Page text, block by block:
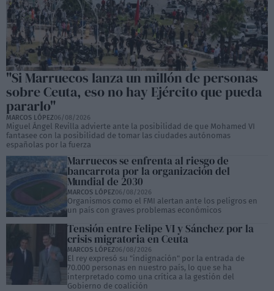
"Si Marruecos lanza un millón de personas
sobre Ceuta, eso no hay Ejército que pueda
pararlo"
MARCOS LÓPEZ06/08/2026
Miguel Ángel Revilla advierte ante la posibilidad de que Mohamed VI
fantasee con la posibilidad de tomar las ciudades autónomas
españolas por la fuerza
Marruecos se enfrenta al riesgo de
bancarrota por la organización del
Mundial de 2030
MARCOS LÓPEZ06/08/2026
Organismos como el FMI alertan ante los peligros en
un país con graves problemas económicos
Tensión entre Felipe VI y Sánchez por la
crisis migratoria en Ceuta
MARCOS LÓPEZ06/08/2026
El rey expresó su "indignación" por la entrada de
70.000 personas en nuestro país, lo que se ha
interpretado como una crítica a la gestión del
Gobierno de coalición